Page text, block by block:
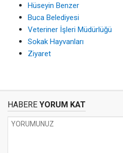
Hüseyin Benzer
Buca Belediyesi
Veteriner İşleri Müdürlüğü
Sokak Hayvanları
Ziyaret
HABERE YORUM KAT